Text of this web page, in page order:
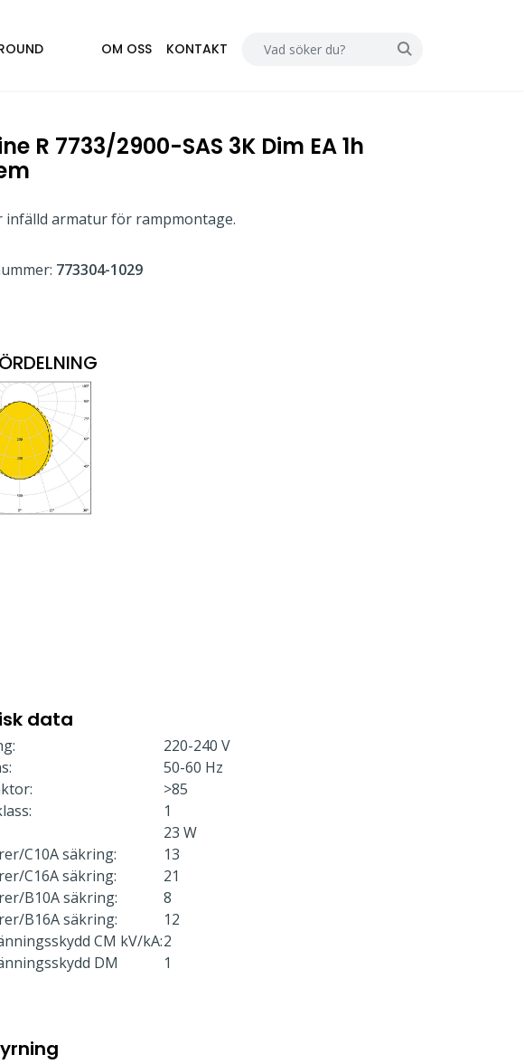
OM OSS KONTAKT
R 7733/2900-SAS 3K Dim EA 1h
infälld armatur för rampmontage.
773304-1029
data
220-240 V
50-60 Hz
>85
1
23 W
C10A säkring:
13
C16A säkring:
21
B10A säkring:
8
B16A säkring:
12
CM kV/kA:2
DM
1